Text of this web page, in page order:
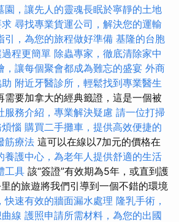
園，讓先人的靈魂長眠於寧靜的土地
尋找專業貨運公司，解決您的運輸
引，為您的旅程做好準備 基隆的台胞
程更簡單 除蟲專家，徹底清除家中
，讓每個聚會都成為難忘的盛宴 外商
附近牙醫診所，輕鬆找到專業醫生
需要加拿大的經典籤證，這是一個被
服務介紹，專業解決疑慮 請一位打掃
惱 購買二手攤車，提供高效便捷的
筋療法 這可以在線以7加元的價格在
養護中心，為老年人提供舒適的生活
工具 該“簽證”有效期為5年，或直到護
的旅遊將我們引導到一個不錯的環境
快速有效的牆面漏水處理 隆乳手術，
線 護照申請所需材料，為您的出國